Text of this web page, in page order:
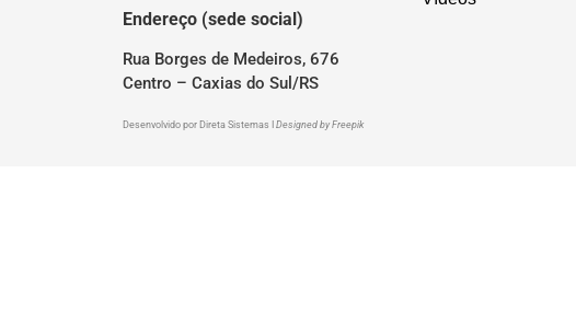
Endereço (sede social)
Rua Borges de Medeiros, 676
Centro – Caxias do Sul/RS
Desenvolvido por Direta Sistemas Designed by Freepik